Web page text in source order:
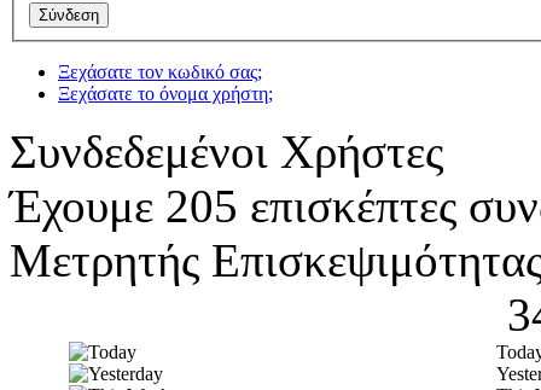
Ξεχάσατε τον κωδικό σας;
Ξεχάσατε το όνομα χρήστη;
Συνδεδεμένοι Χρήστες
Έχουμε 205 επισκέπτες
Μετρητής